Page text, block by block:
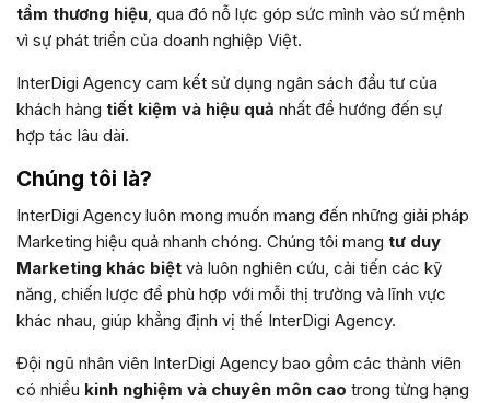
tầm thương hiệu, qua đó nỗ lực góp sức mình vào sứ mệnh
vì sự phát triển của doanh nghiệp Việt.
InterDigi Agency cam kết sử dụng ngân sách đầu tư của
khách hàng tiết kiệm và hiệu quả nhất để hướng đến sự
hợp tác lâu dài.
Chúng tôi là?
InterDigi Agency luôn mong muốn mang đến những giải pháp
Marketing hiệu quả nhanh chóng. Chúng tôi mang tư duy
Marketing khác biệt và luôn nghiên cứu, cải tiến các kỹ
năng, chiến lược để phù hợp với mỗi thị trường và lĩnh vực
khác nhau, giúp khẳng định vị thế InterDigi Agency.
Đội ngũ nhân viên InterDigi Agency bao gồm các thành viên
có nhiều kinh nghiệm và chuyên môn cao trong từng hạng